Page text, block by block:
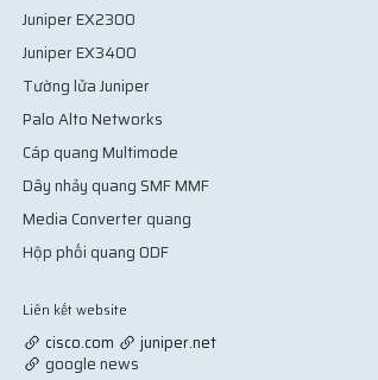
Juniper EX2300
Juniper EX3400
Tường lửa Juniper
Palo Alto Networks
Cáp quang Multimode
Dây nhảy quang SMF MMF
Media Converter quang
Hộp phối quang ODF
Liên kết website
cisco.com
juniper.net
google news